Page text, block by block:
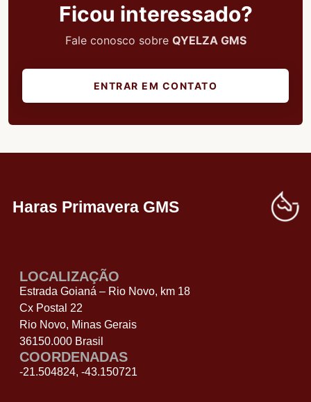
Ficou interessado?
Fale conosco sobre QYELZA GMS
ENTRAR EM CONTATO
Haras Primavera GMS
LOCALIZAÇÃO
Estrada Goianá – Rio Novo, km 18
Cx Postal 22
Rio Novo, Minas Gerais
36150.000 Brasil
COORDENADAS
-21.504824, -43.150721